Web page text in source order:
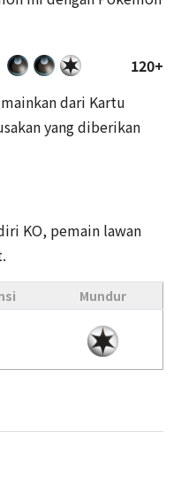
120+
dari Kartu
yang diberikan
KO, pemain lawan
Mundur